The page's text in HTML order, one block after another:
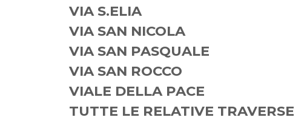
VIA S.ELIA
VIA SAN NICOLA
VIA SAN PASQUALE
VIA SAN ROCCO
VIALE DELLA PACE
TUTTE LE RELATIVE TRAVERSE